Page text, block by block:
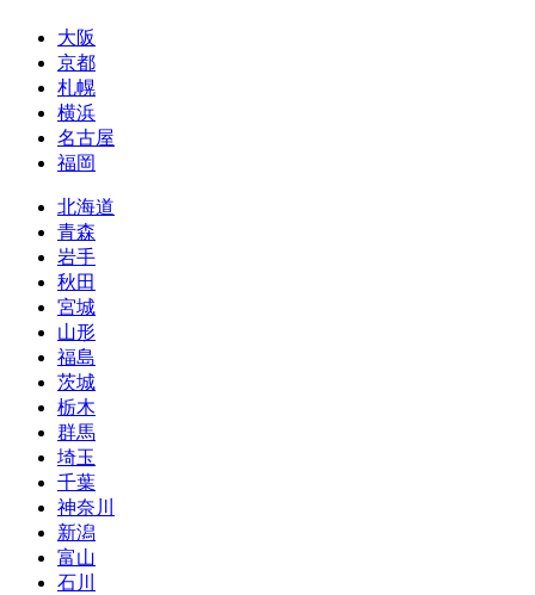
大阪
京都
札幌
横浜
名古屋
福岡
北海道
青森
岩手
秋田
宮城
山形
福島
茨城
栃木
群馬
埼玉
千葉
神奈川
新潟
富山
石川